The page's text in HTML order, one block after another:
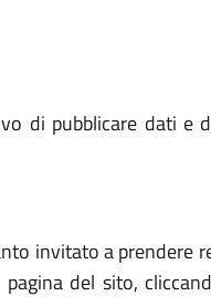
di pubblicare dati e
invitato a prendere
del sito,